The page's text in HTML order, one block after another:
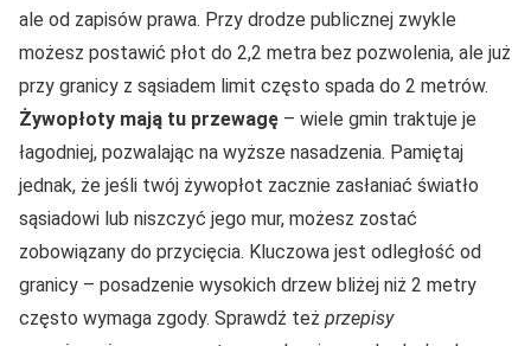
ale od zapisów prawa. Przy drodze publicznej zwykle
możesz postawić płot do 2,2 metra bez pozwolenia, ale już
przy granicy z sąsiadem limit często spada do 2 metrów.
Żywopłoty mają tu przewagę – wiele gmin traktuje je
łagodniej, pozwalając na wyższe nasadzenia. Pamiętaj
jednak, że jeśli twój żywopłot zacznie zasłaniać światło
sąsiadowi lub niszczyć jego mur, możesz zostać
zobowiązany do przycięcia. Kluczowa jest odległość od
granicy – posadzenie wysokich drzew bliżej niż 2 metry
często wymaga zgody. Sprawdź też przepisy